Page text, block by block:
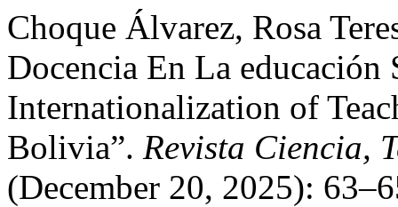
Choque Álvarez, Rosa
Docencia En La
Internationalization of
Bolivia”. Revista Ciencia,
(December 20, 2025):